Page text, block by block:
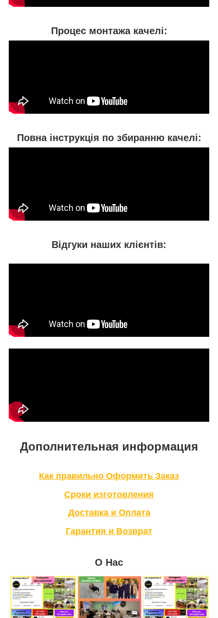
Процес монтажа качелі:
Повна інструкція по збиранню качелі:
Відгуки наших клієнтів:
Дополнительная информация
Как правильно Оформить Заказ
Сроки изготовления
Доставка и Оплата
Гарантия и Возврат
О Нас